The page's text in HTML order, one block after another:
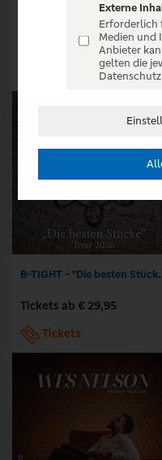
Poliça - Dreams Go Tour
Tickets ab € 29,45
B-TIGHT -
Tickets ab € 29,95
Tickets
Externe
Erforderlich
Medien und
Anbieter
gelten die